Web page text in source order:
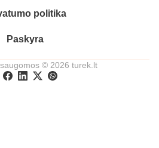
politika
Paskyra
© 2026 turek.lt